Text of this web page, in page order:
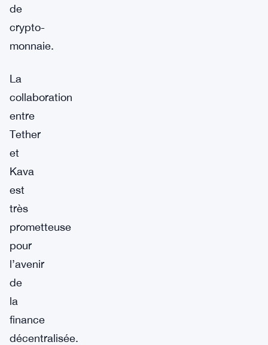
de
crypto-
monnaie.
La
collaboration
entre
Tether
et
Kava
est
très
prometteuse
pour
l’avenir
de
la
finance
décentralisée.